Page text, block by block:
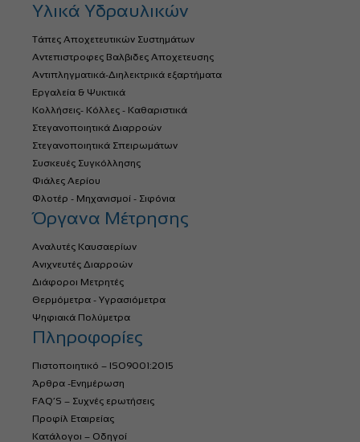
Υλικά Υδραυλικών
Τάπες Αποχετευτικών Συστημάτων
Αντεπιστροφες Βαλβιδες Αποχετευσης
Αντιπληγματικά-Διηλεκτρικά εξαρτήματα
Εργαλεία & Ψυκτικά
Κολλήσεις- Κόλλες - Καθαριστικά
Στεγανοποιητικά Διαρροών
Στεγανοποιητικά Σπειρωμάτων
Συσκευές Συγκόλλησης
Φιάλες Αερίου
Φλοτέρ - Μηχανισμοί - Σιφόνια
Όργανα Μέτρησης
Αναλυτές Καυσαερίων
Ανιχνευτές Διαρροών
Διάφοροι Μετρητές
Θερμόμετρα - Υγρασιόμετρα
Ψηφιακά Πολύμετρα
Πληροφορίες
Πιστοποιητικό – ISO9001:2015
Άρθρα -Ενημέρωση
FAQ’S – Συχνές ερωτήσεις
Προφίλ Εταιρείας
Κατάλογοι – Οδηγοί